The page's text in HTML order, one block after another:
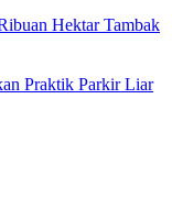
Hektar Tambak
Praktik Parkir Liar